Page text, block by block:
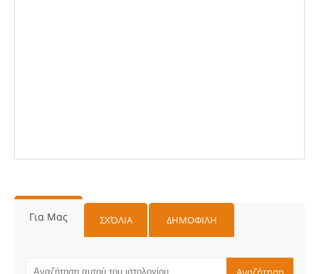
Για Μας ΣΧΌΛΙΑ ΔΗΜΟΦΙΛΗ